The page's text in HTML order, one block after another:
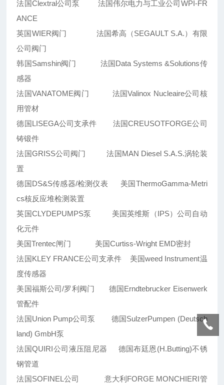
法国Clextral公司泵 法国伟尔电力与工业公司WPI-FR
ANCE
英国WIER阀门 法国希高（SEGAULT S.A.）有限
公司阀门
韩国Samshin阀门 法国Data Systems &Solutions传
感器
法国VANATOME阀门 法国Valinox Nucleaire公司核
用管材
德国LISEGA公司支承件 法国CREUSOTFORGE公司
铸锻件
法国GRISS公司阀门 法国MAN Diesel S.A.S.涡轮装
置
德国DS&S传感器/检测仪表 美国ThermoGamma-Metri
cs核反应堆检测装置
英国CLYDEPUMPS泵 美国英维斯（IPS）公司自动
化元件
美国Trentec闸门 美国Curtiss-Wright EMD密封
法国KLEY FRANCE公司支承件 美国weed Instrument温
度传感器
美国福斯公司/罗利阀门 德国Erndtebrucker Eisenwerk
管配件
法国Union Pump公司泵 德国SulzerPumpen (Deutsch
land) GmbH泵
法国QUIRI公司液压阻尼器 德国布廷恩(H.Butting)不锈
钢管道
法国SOFINEL公司 意大利FORGE MONCHIERI管